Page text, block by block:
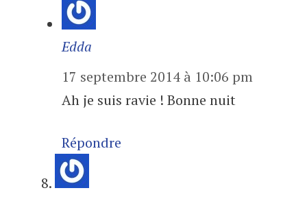
Edda
17 septembre 2014 à 10:06 pm
Ah je suis ravie ! Bonne nuit
Répondre